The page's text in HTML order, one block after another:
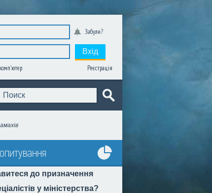
Забули?
Вхід
Реєстрація
Усі
опитування
до призначення
у міністерства?